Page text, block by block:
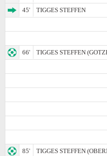
45'
TIGGES STEFFEN
66'
TIGGES STEFFEN
85'
TIGGES STEFFEN